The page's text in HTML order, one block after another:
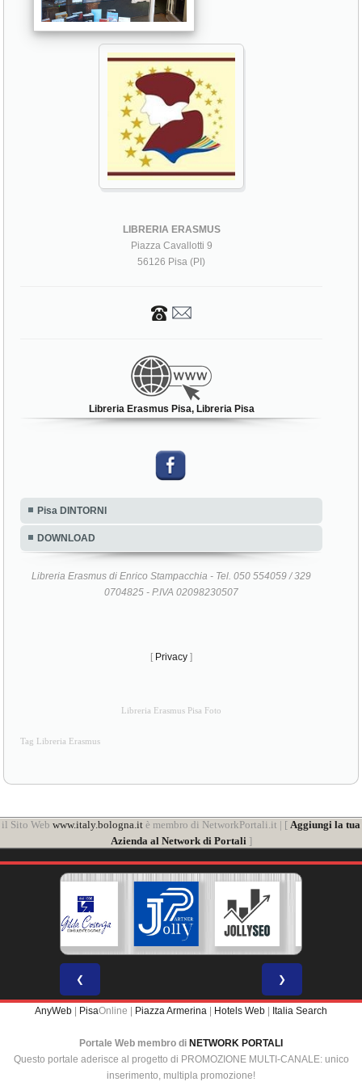
LIBRERIA ERASMUS
Piazza Cavallotti 9
56126 Pisa (PI)
Libreria Erasmus Pisa, Libreria Pisa
Pisa DINTORNI
DOWNLOAD
Libreria Erasmus di Enrico Stampacchia - Tel. 050 554059 / 329
0704825 - P.IVA 02098230507
[ Privacy ]
Libreria Erasmus Pisa Foto
Tag Libreria Erasmus
il Sito Web www.italy.bologna.it è membro di NetworkPortali.it | [ Aggiungi la tua
Azienda al Network di Portali]
❮ ❯
AnyWeb PisaOnline | Piazza Armerina Hotels Web Italia Search
Portale Web membro di NETWORK PORTALI
Questo portale aderisce al progetto di PROMOZIONE MULTI-CANALE: unico
inserimento, multipla promozione!